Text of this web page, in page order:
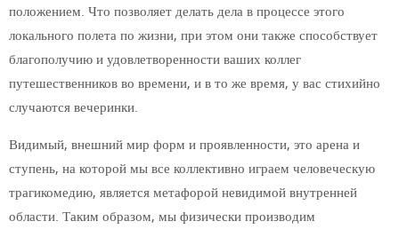
положением. Что позволяет делать дела в процессе этого
локального полета по жизни, при этом они также способствует
благополучию и удовлетворенности ваших коллег
путешественников во времени, и в то же время, у вас стихийно
случаются вечеринки.
Видимый, внешний мир форм и проявленности, это арена и
ступень, на которой мы все коллективно играем человеческую
трагикомедию, является метафорой невидимой внутренней
области. Таким образом, мы физически производим